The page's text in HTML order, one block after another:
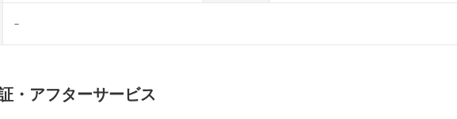
－
・アフターサービス